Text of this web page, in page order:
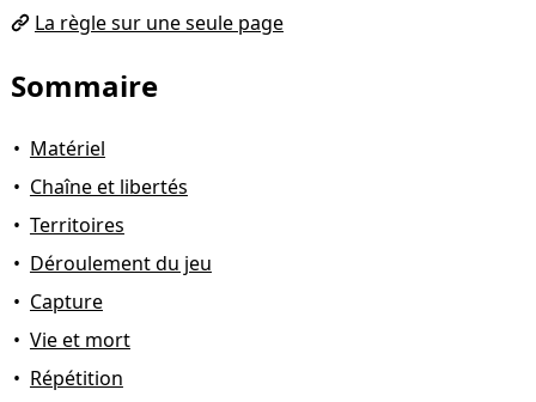
La règle sur une seule page
Sommaire
Matériel
Chaîne et libertés
Territoires
Déroulement du jeu
Capture
Vie et mort
Répétition